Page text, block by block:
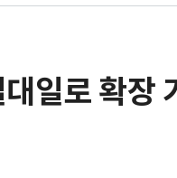
일로 확장